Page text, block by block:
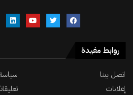
روابط مفيدة
اتصل بينا
إعلانات